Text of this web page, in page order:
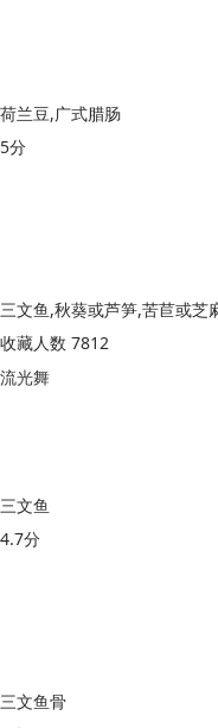
荷兰豆,广式腊肠
5分
收藏人数 7812
流光舞
三文鱼
4.7分
三文鱼骨